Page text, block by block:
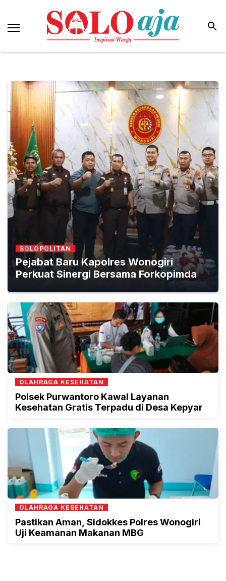
SOLOPOLITAN
Pejabat Baru Kapolres Wonogiri
Perkuat Sinergi Bersama Forkopimda
OLAHRAGA KESEHATAN
Polsek Purwantoro Kawal Layanan
Kesehatan Gratis Terpadu di Desa Kepyar
OLAHRAGA KESEHATAN
Pastikan Aman, Sidokkes Polres Wonogiri
Uji Keamanan Makanan MBG